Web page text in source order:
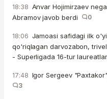
18:38 Anvar Hojimirzaev
Abramov javob berdi
0
18:06 Jamoasi safidagi ilk
qo'riqlagan darvozabon,
- Superligada 16-tur
17:48 Igor Sergeev
3